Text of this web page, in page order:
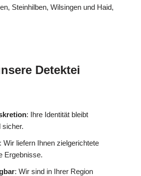
Steinhilben, Wilsingen und Haid,
Detektei
: Ihre Identität bleibt
sicher.
: Wir liefern Ihnen zielgerichtete
Ergebnisse.
: Wir sind in Ihrer Region